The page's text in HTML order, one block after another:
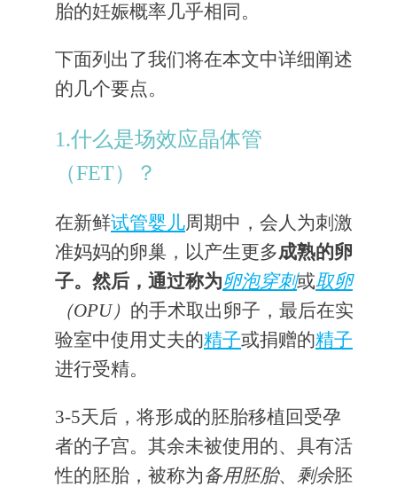
胎的妊娠概率几乎相同。
下面列出了我们将在本文中详细阐述
的几个要点。
1.什么是场效应晶体管
（FET）？
在新鲜试管婴儿周期中，会人为刺激
准妈妈的卵巢，以产生更多成熟的卵
子。然后，通过称为卵泡穿刺或取卵
（OPU） 的手术取出卵子，最后在实
验室中使用丈夫的精子或捐赠的精子
进行受精。
3-5天后，将形成的胚胎移植回受孕
者的子宫。其余未被使用的、具有活
性的胚胎，被称为备用胚胎、 剩余胚